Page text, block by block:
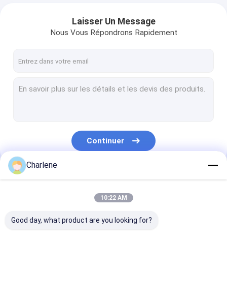
Radio maillée IP
Émetteur visuel de COFDM
Laisser Un Message
Nous Vous Répondrons Rapidement
Continuer
Nos Catégories
Charlene
10:22 AM
Good day, what product are you looking for?